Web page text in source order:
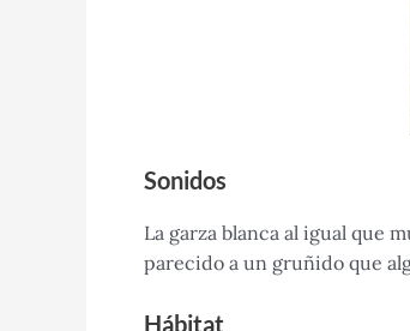
Sonidos
La garza blanca al igual que
parecido a un gruñido que
Hábitat